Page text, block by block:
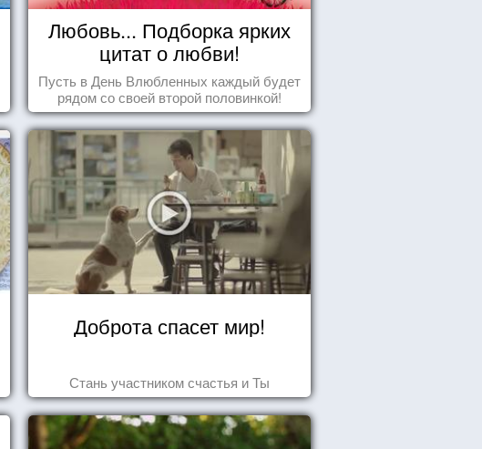
Любовь... Подборка ярких
цитат о любви!
Пусть в День Влюбленных каждый будет
рядом со своей второй половинкой!
Доброта спасет мир!
Стань участником счастья и Ты